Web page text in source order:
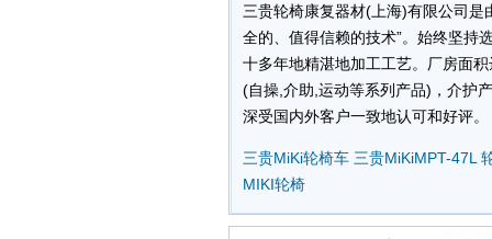
三贵轮椅康复器材(上海)有限公司是
全的、值得信赖的技术”。始终坚持
十多年地精湛地加工工艺。厂房面
(自操,介助,运动等系列产品)，介护
深受国内外客户一致地认可和好评。
三贵MiKi轮椅车 三贵MiKiMPT-47L
MIKI轮椅